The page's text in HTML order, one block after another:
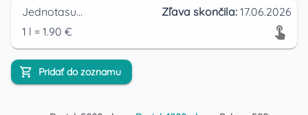
Jednotasupermarket Zľava skončila: 17.06.2026
1 l = 1.90 €
Pridať do zoznamu